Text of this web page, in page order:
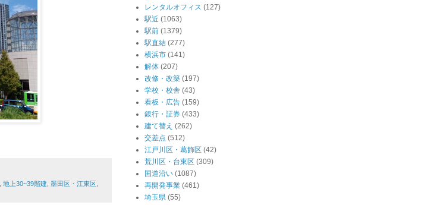
地上30~39階建 墨田区・江東区
レンタルオフィス (127)
駅近 (1063)
駅前 (1379)
駅直結 (277)
横浜市 (141)
解体 (207)
改修・改築 (197)
学校・校舎 (43)
看板・広告 (159)
銀行・証券 (433)
建て替え (262)
交差点 (512)
江戸川区・葛飾区 (42)
荒川区・台東区 (309)
国道沿い (1087)
再開発事業 (461)
埼玉県 (55)